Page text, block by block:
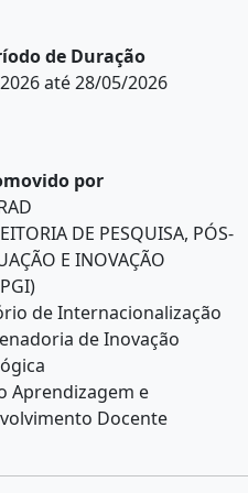
de Duração
até 28/05/2026
por
DE PESQUISA, PÓS-
E INOVAÇÃO
de Internacionalização
de Inovação
Aprendizagem e
Docente